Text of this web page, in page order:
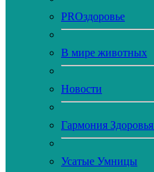
PROздоровье
В мире животных
Новости
Гармония
Усатые Умницы